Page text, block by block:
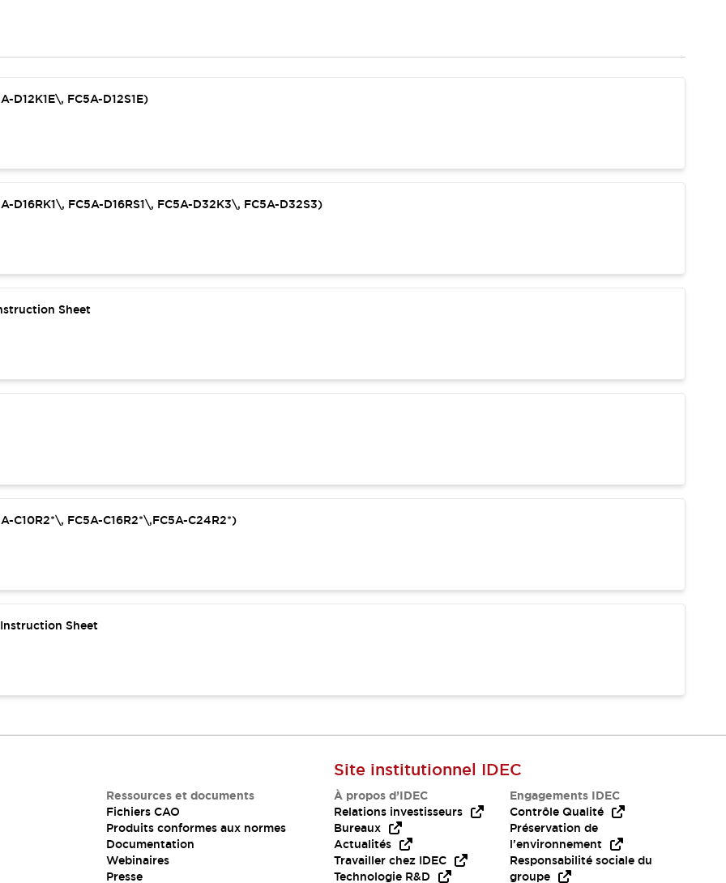
D12K1E\, FC5A-D12S1E)
D16RK1\, FC5A-D16RS1\, FC5A-D32K3\, FC5A-D32S3)
Sheet
C10R2*\, FC5A-C16R2*\,FC5A-C24R2*)
Sheet
Ressources et documents
Fichiers CAO
Produits conformes aux normes
Documentation
Webinaires
Presse
Site institutionnel IDEC
À propos d’IDEC
Relations investisseurs
Bureaux
Actualités
Travailler chez IDEC
Technologie R&D
Engagements IDEC
Contrôle Qualité
Préservation de
l'environnement
Responsabilité sociale du
groupe